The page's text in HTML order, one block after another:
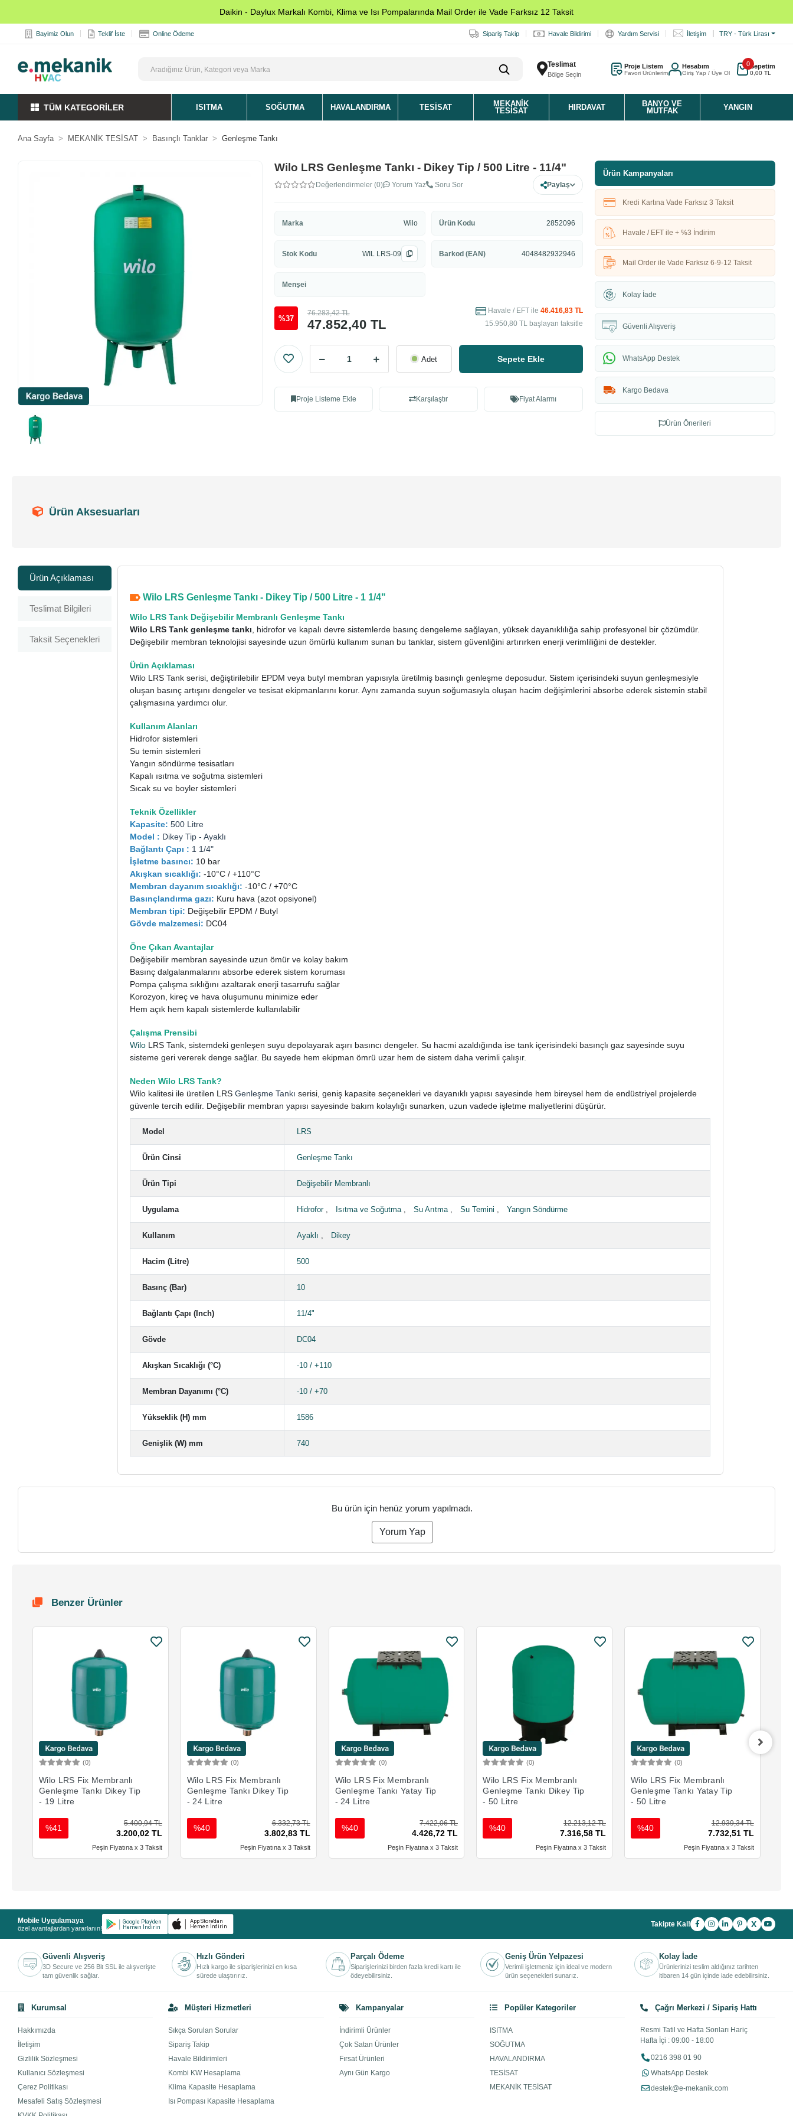
Daikin - Daylux Markalı Kombi, Klima ve Isı Pompalarında Mail Order ile Vade Farksız 12 Taksit
Bayimiz Olun Teklif İste Online Ödeme Sipariş Takip Havale Bildirimi Yardım Servisi İletişim TRY - Türk Lirası
Teslimat
Bölge Seçin
Proje Listem
Favori Ürünlerim
Hesabım
Giriş Yap / Üye Ol
0Sepetim
0,00 TL
TÜM KATEGORİLER ISITMA SOĞUTMA HAVALANDIRMA TESISAT
MEKANIK
TESISAT
HIRDAVAT
BANYO VE
MUTFAK
YANGIN
Ana Sayfa MEKANİK TESİSAT Basınçlı Tanklar Genleşme Tankı
Wilo LRS Genleşme Tankı - Dikey Tip / 500 Litre - 11/4"
Değerlendirmeler (0) Yorum Yaz Soru Sor Paylaş
Marka Wilo Ürün Kodu 2852096
Stok Kodu WIL LRS-09 Barkod (EAN) 4048482932946
Menşei
%37 47.852,40 TL
76.283,42 TL Havale / EFT ile 46.416,83 TL
15.950,80 TL başlayan taksitle
Adet Sepete Ekle
Proje Listeme Ekle Karşılaştır Fiyat Alarmı
Ürün Kampanyaları
Kredi Kartına Vade Farksız 3 Taksit
Havale / EFT ile + %3 İndirim
Mail Order ile Vade Farksız 6-9-12 Taksit
Kolay İade
Güvenli Alışveriş
WhatsApp Destek
Kargo Bedava
Ürün Önerileri
Ürün Aksesuarları
Ürün Açıklaması
Teslimat Bilgileri
Taksit Seçenekleri
Wilo LRS Genleşme Tankı - Dikey Tip / 500 Litre - 1 1/4"
Wilo LRS Tank Değişebilir Membranlı Genleşme Tankı
Wilo LRS Tank genleşme tankı , hidrofor ve kapalı devre sistemlerde basınç dengeleme sağlayan, yüksek dayanıklılığa sahip profesyonel bir çözümdür.
Değişebilir membran teknolojisi sayesinde uzun ömürlü kullanım sunan bu tanklar, sistem güvenliğini artırırken enerji verimliliğini de destekler.
Ürün Açıklaması
Wilo LRS Tank serisi, değiştirilebilir EPDM veya butyl membran yapısıyla üretilmiş basınçlı genleşme deposudur. Sistem içerisindeki suyun genleşmesiyle
oluşan basınç artışını dengeler ve tesisat ekipmanlarını korur. Aynı zamanda suyun soğumasıyla oluşan hacim değişimlerini absorbe ederek sistemin stabil
çalışmasına yardımcı olur.
Kullanım Alanları
Hidrofor sistemleri
Su temin sistemleri
Yangın söndürme tesisatları
Kapalı ısıtma ve soğutma sistemleri
Sıcak su ve boyler sistemleri
Teknik Özellikler
Kapasite: 500 Litre
Model : Dikey Tip - Ayaklı
Bağlantı Çapı : 1 1/4"
İşletme basıncı: 10 bar
Akışkan sıcaklığı: -10°C / +110°C
Membran dayanım sıcaklığı: -10°C / +70°C
Basınçlandırma gazı: Kuru hava (azot opsiyonel)
Membran tipi: Değişebilir EPDM / Butyl
Gövde malzemesi: DC04
Öne Çıkan Avantajlar
Değişebilir membran sayesinde uzun ömür ve kolay bakım
Basınç dalgalanmalarını absorbe ederek sistem koruması
Pompa çalışma sıklığını azaltarak enerji tasarrufu sağlar
Korozyon, kireç ve hava oluşumunu minimize eder
Hem açık hem kapalı sistemlerde kullanılabilir
Çalışma Prensibi
Wilo LRS Tank, sistemdeki genleşen suyu depolayarak aşırı basıncı dengeler. Su hacmi azaldığında ise tank içerisindeki basınçlı gaz sayesinde suyu
sisteme geri vererek denge sağlar. Bu sayede hem ekipman ömrü uzar hem de sistem daha verimli çalışır.
Neden Wilo LRS Tank?
Wilo kalitesi ile üretilen LRSGenleşme Tankı serisi, geniş kapasite seçenekleri ve dayanıklı yapısı sayesinde hem bireysel hem de endüstriyel projelerde
güvenle tercih edilir. Değişebilir membran yapısı sayesinde bakım kolaylığı sunarken, uzun vadede işletme maliyetlerini düşürür.
Model LRS
Ürün Cinsi Genleşme Tankı
Ürün Tipi Değişebilir Membranlı
Uygulama Hidrofor, Isıtma ve Soğutma Su Arıtma Su Temini Yangın Söndürme
Kullanım Ayaklı Dikey
Hacim (Litre) 500
Basınç (Bar) 10
Bağlantı Çapı (Inch) 11/4"
Gövde DC04
Akışkan Sıcaklığı (°C) -10 / +110
Membran Dayanımı (°C) -10 / +70
Yükseklik (H) mm 1586
Genişlik (W) mm 740
Bu ürün için henüz yorum yapılmadı.
Yorum Yap
Benzer Ürünler
(0)
Wilo LRS Fix Membranlı
Genleşme Tankı Dikey Tip
- 19 Litre
5.400,94 TL
3.200,02 TL
%41
Peşin Fiyatına x 3 Taksit
(0)
Wilo LRS Fix Membranlı
Genleşme Tankı Dikey Tip
- 24 Litre
6.332,73 TL
3.802,83 TL
%40
Peşin Fiyatına x 3 Taksit
(0)
Wilo LRS Fix Membranlı
Genleşme Tankı Yatay Tip
- 24 Litre
7.422,06 TL
4.426,72 TL
%40
Peşin Fiyatına x 3 Taksit
(0)
Wilo LRS Fix Membranlı
Genleşme Tankı Dikey Tip
- 50 Litre
12.213,12 TL
7.316,58 TL
%40
Peşin Fiyatına x 3 Taksit
(0)
Wilo LRS Fix Membranlı
Genleşme Tankı Yatay Tip
- 50 Litre
12.939,34 TL
7.732,51 TL
%40
Peşin Fiyatına x 3 Taksit
Mobile Uygulamaya
özel avantajlardan yararlanın! Takipte Kal! X
Güvenli Alışveriş
3D Secure ve 256 Bit SSL ile alışverişte
tam güvenlik sağlar.
Hızlı Gönderi
Hızlı kargo ile siparişlerinizi en kısa
sürede ulaştırırız.
Parçalı Ödeme
Siparişlerinizi birden fazla kredi kartı ile
ödeyebilirsiniz.
Geniş Ürün Yelpazesi
Verimli işletmeniz için ideal ve modern
ürün seçenekleri sunarız.
Kolay İade
Ürünlerinizi teslim aldığınız tarihten
itibaren 14 gün içinde iade edebilirsiniz.
Kurumsal
Hakkımızda
İletişim
Gizlilik Sözleşmesi
Kullanıcı Sözleşmesi
Çerez Politikası
Mesafeli Satış Sözleşmesi
Müşteri Hizmetleri
Sıkça Sorulan Sorular
Sipariş Takip
Havale Bildirimleri
Kombi KW Hesaplama
Klima Kapasite Hesaplama
Isı Pompası Kapasite Hesaplama
Kampanyalar
İndirimli Ürünler
Çok Satan Ürünler
Fırsat Ürünleri
Aynı Gün Kargo
Popüler Kategoriler
ISITMA
SOĞUTMA
HAVALANDIRMA
TESİSAT
MEKANİK TESİSAT
Çağrı Merkezi / Sipariş Hattı
Resmi Tatil ve Hafta Sonları Hariç
Hafta İçi : 09:00 - 18:00
0216 398 01 90
WhatsApp Destek
destek@e-mekanik.com